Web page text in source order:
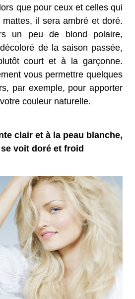
que pour ceux et celles qui
il sera ambré et doré.
un peu de blond polaire,
de la saison passée,
court et à la garçonne.
vous permettre quelques
par exemple, pour apporter
couleur naturelle.
clair et à la peau blanche,
voit doré et froid